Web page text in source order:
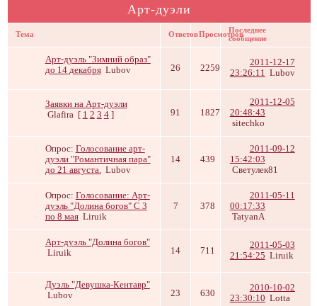
Арт-дуэли
Тема ОтветовПросмотровПоследнее
сообщение
Арт-дуэль "Зимний образ"
до 14 декабря Lubov 26 2259
2011-12-17
23:26:11 Lubov
Заявки на Арт-дуэли
Glafira [ 1 2 3 4 ] 91 1827
2011-12-05
20:48:43
sitechko
Опрос: Голосование арт-
дуэли "Романтичная пара"
до 21 августа. Lubov
14 439
2011-09-12
15:42:03
Светулек81
Опрос: Голосование: Арт-
дуэль "Долина богов" С 3
по 8 мая Liruik
7 378
2011-05-11
00:17:33
TatyanA
Арт-дуэль "Долина богов"
Liruik
14 711
2011-05-03
21:54:25 Liruik
Дуэль "Девушка-Кентавр"
Lubov
23 630
2010-10-02
23:30:10 Lotta